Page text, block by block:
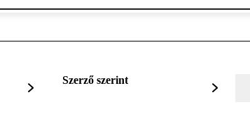
Szerző szerint